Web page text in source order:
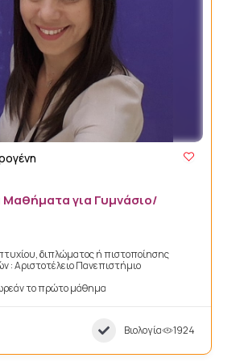
Μαθήματα για Γυμνάσιο/
διπλώματος ή πιστοποίησης
: Αριστοτέλειο Πανεπιστήμιο
το πρώτο μάθημα
Βιολογία 1924